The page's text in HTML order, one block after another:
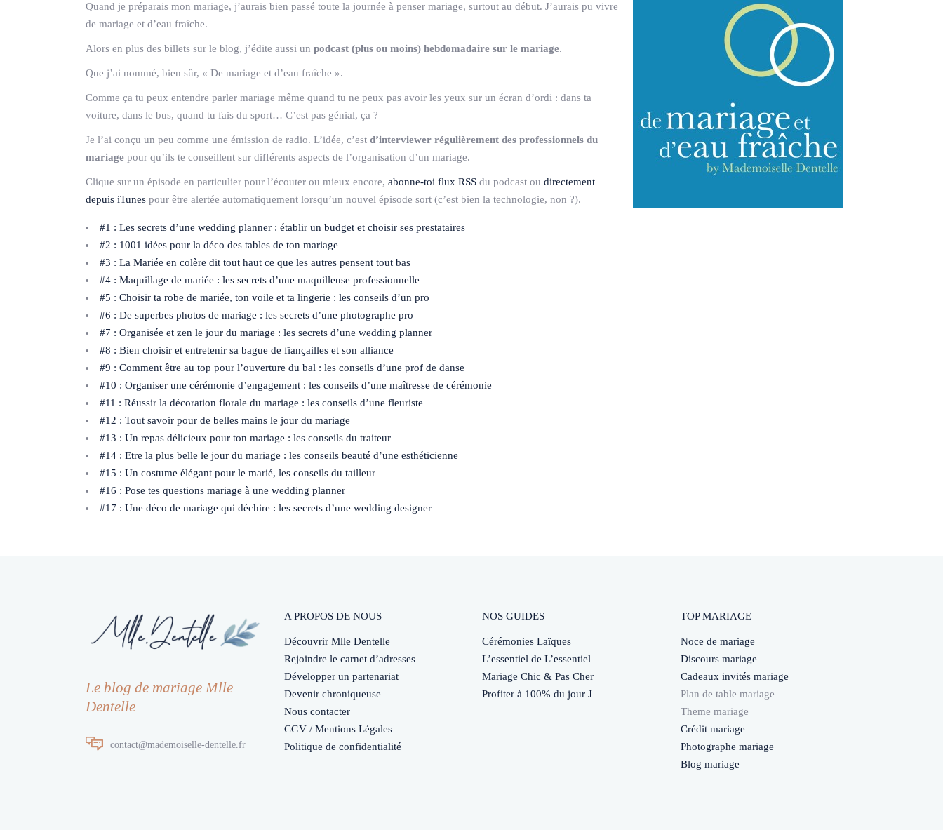
Quand je préparais mon mariage, j’aurais bien passé toute la journée à penser mariage, surtout au début. J’aurais pu vivre
de mariage et d’eau fraîche.
Alors en plus des billets sur le blog, j’édite aussi un podcast (plus ou moins) hebdo­madaire sur le mariage.
Que j’ai nommé, bien sûr, « De mariage et d’eau fraîche ».
Comme ça tu peux entendre parler mariage même quand tu ne peux pas avoir les yeux sur un écran d’ordi : dans ta
voiture, dans le bus, quand tu fais du sport… C’est pas génial, ça ?
Je l’ai conçu un peu comme une émission de radio. L’idée, c’est d’interviewer régulièrement des professionnels du
mariage pour qu’ils te conseillent sur différents aspects de l’organisation d’un mariage.
Clique sur un épisode en particulier pour l’écouter ou mieux encore, abonne-toi flux RSS du podcast ou directement
depuis iTunes pour être alertée automatiquement lorsqu’un nouvel épisode sort (c’est bien la technologie, non ?).
#1 : Les secrets d’une wedding planner : établir un budget et choisir ses prestataires
#2 : 1001 idées pour la déco des tables de ton mariage
#3 : La Mariée en colère dit tout haut ce que les autres pensent tout bas
#4 : Maquillage de mariée : les secrets d’une maquilleuse professionnelle
#5 : Choisir ta robe de mariée, ton voile et ta lingerie : les conseils d’un pro
#6 : De superbes photos de mariage : les secrets d’une photographe pro
#7 : Organisée et zen le jour du mariage : les secrets d’une wedding planner
#8 : Bien choisir et entretenir sa bague de fiançailles et son alliance
#9 : Comment être au top pour l’ouverture du bal : les conseils d’une prof de danse
#10 : Organiser une cérémonie d’engagement : les conseils d’une maîtresse de cérémonie
#11 : Réussir la décoration florale du mariage : les conseils d’une fleuriste
#12 : Tout savoir pour de belles mains le jour du mariage
#13 : Un repas délicieux pour ton mariage : les conseils du traiteur
#14 : Etre la plus belle le jour du mariage : les conseils beauté d’une esthéticienne
#15 : Un costume élégant pour le marié, les conseils du tailleur
#16 : Pose tes questions mariage à une wedding planner
#17 : Une déco de mariage qui déchire : les secrets d’une wedding designer
Le blog de mariage Mlle
Dentelle
contact@mademoiselle-dentelle.fr
A PROPOS DE NOUS
Découvrir Mlle Dentelle
Rejoindre le carnet d’adresses
Développer un partenariat
Devenir chroniqueuse
Nous contacter
CGV / Mentions Légales
Politique de confidentialité
NOS GUIDES
Cérémonies Laïques
L’essentiel de L’essentiel
Mariage Chic & Pas Cher
Profiter à 100% du jour J
TOP MARIAGE
Noce de mariage
Discours mariage
Cadeaux invités mariage
Plan de table mariage
Theme mariage
Crédit mariage
Photographe mariage
Blog mariage